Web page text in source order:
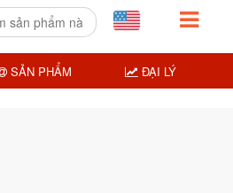
SẢN PHẨM ĐẠI LÝ